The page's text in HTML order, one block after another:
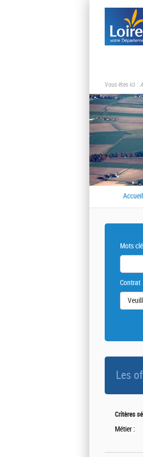
Vous êtes ici :
Accueil
Mots
Contrat
Les
Critères
Métier :